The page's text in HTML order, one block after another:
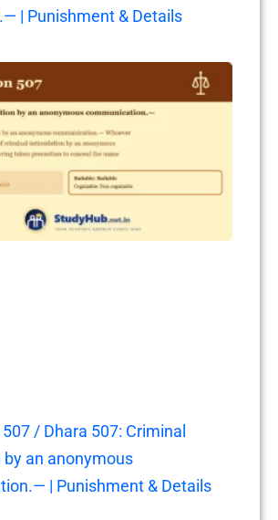
| Punishment & Details
/ Dhara 507: Criminal
an anonymous
| Punishment & Details